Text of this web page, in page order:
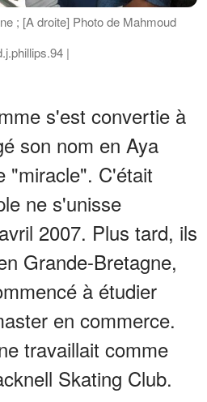
; [A droite] Photo de Mahmoud
|
s'est convertie à
son nom en Aya
"miracle". C'était
ne s'unisse
2007. Plus tard, ils
Grande-Bretagne,
à étudier
en commerce.
travaillait comme
Skating Club.